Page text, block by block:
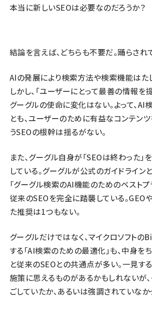
本当に新しいSEOは必要なのだろうか？
結論を言えば、どちらも不要だ。踊らされ
AIの発展により検索方法や検索機能はた
しかし、「ユーザーにとって最善の情報を
グーグルの使命に変化はない。よって、
とも、ユーザーのために有益なコンテン
うSEOの根幹は揺るがない。
また、グーグル自身が「SEOは終わった」を
している。グーグルが公式のガイドライン
「グーグル検索のAI機能のためのベストプ
従来のSEOを完全に踏襲している。GEO
た推奨は1つもない。
グーグルだけではなく、マイクロソフトの
する「AI検索のための最適化」も、中身を
と従来のSEOとの共通点が多い。一見す
施策に思えるものがあるかもしれないが
ごしていたか、あるいは強調されていなか